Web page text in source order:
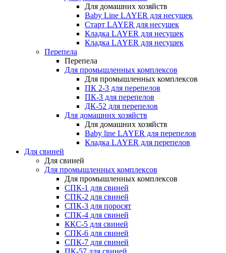
Для домашних хозяйств
Baby Line LAYER для несушек
Старт LAYER для несушек
Кладка LAYER для несушек
Кладка LAYER для несушек
Перепела
Перепела
Для промышленных комплексов
Для промышленных комплексов
ПК 2-3 для перепелов
ПК-3 для перепелов
ДК-52 для перепелов
Для домашних хозяйств
Для домашних хозяйств
Baby line LAYER для перепелов
Кладка LAYER для перепелов
Для свиней
Для свиней
Для промышленных комплексов
Для промышленных комплексов
СПК-1 для свиней
СПК-2 для свиней
СПК-3 для поросят
СПК-4 для свиней
ККС-5 для свиней
СПК-6 для свиней
СПК-7 для свиней
ПК-57 для свиней